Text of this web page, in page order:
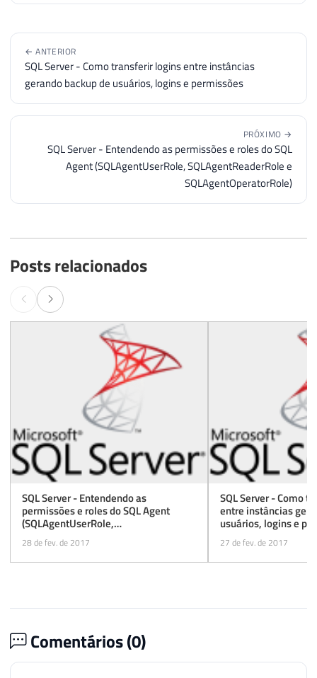
← ANTERIOR
SQL Server - Como transferir logins entre instâncias
gerando backup de usuários, logins e permissões
PRÓXIMO →
SQL Server - Entendendo as permissões e roles do SQL
Agent (SQLAgentUserRole, SQLAgentReaderRole e
SQLAgentOperatorRole)
Posts relacionados
SQL Server - Entendendo as
permissões e roles do SQL Agent
(SQLAgentUserRole,
SQLAgentReaderRole e
SQLAgentOperatorRole)
28 de fev. de 2017
SQL Server - Como
entre instâncias
usuários, logins e
27 de fev. de 2017
Comentários (0)